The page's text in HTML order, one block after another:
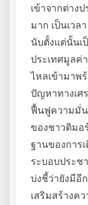
เข้าจากต่าง
มาก เป็นเวล
นับตั้งแต่นั้นเ
ประเทศมูลค่
ไหลเข้ามาพ
ปัญหาทางเศ
ฟื้นฟูความมั่น
ของชาวติมอ
ฐานของการ
ระบอบประช
บ่งชี้ว่ายังมีอี
เสริมสร้างค